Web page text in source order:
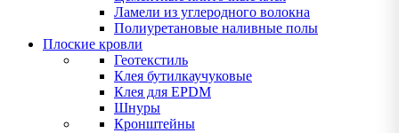
Ламели из углеродного волокна
Полиуретановые наливные полы
Плоские кровли
Геотекстиль
Клея бутилкаучуковые
Клея для EPDM
Шнуры
Кронштейны